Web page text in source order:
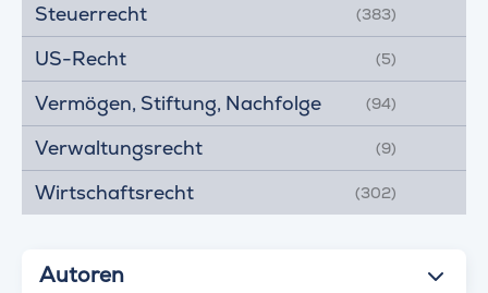
Steuerrecht (383)
US-Recht (5)
Vermögen, Stiftung, Nachfolge (94)
Verwaltungsrecht (9)
Wirtschaftsrecht (302)
Autoren